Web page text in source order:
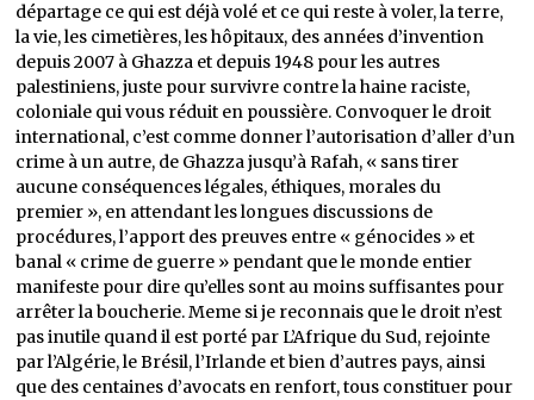
départage ce qui est déjà volé et ce qui reste à voler, la terre,
la vie, les cimetières, les hôpitaux, des années d’invention
depuis 2007 à Ghazza et depuis 1948 pour les autres
palestiniens, juste pour survivre contre la haine raciste,
coloniale qui vous réduit en poussière. Convoquer le droit
international, c’est comme donner l’autorisation d’aller d’un
crime à un autre, de Ghazza jusqu’à Rafah, « sans tirer
aucune conséquences légales, éthiques, morales du
premier », en attendant les longues discussions de
procédures, l’apport des preuves entre « génocides » et
banal « crime de guerre » pendant que le monde entier
manifeste pour dire qu’elles sont au moins suffisantes pour
arrêter la boucherie. Meme si je reconnais que le droit n’est
pas inutile quand il est porté par L’Afrique du Sud, rejointe
par l’Algérie, le Brésil, l’Irlande et bien d’autres pays, ainsi
que des centaines d’avocats en renfort, tous constituer pour